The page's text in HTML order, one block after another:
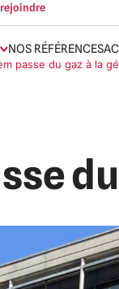
NOS RÉFÉRENCES
passe du gaz à la